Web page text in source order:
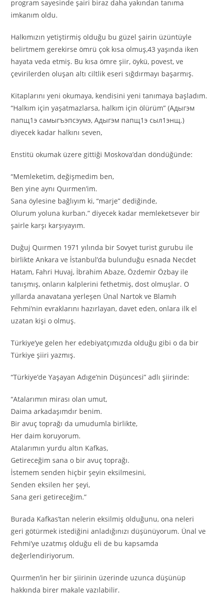
program sayesinde şairi biraz daha yakından tanıma
imkanım oldu.
Halkımızın yetiştirmiş olduğu bu güzel şairin üzüntüyle
belirtmem gerekirse ömrü çok kısa olmuş,43 yaşında iken
hayata veda etmiş. Bu kısa ömre şiir, öykü, povest, ve
çevirilerden oluşan altı ciltlik eseri sığdırmayı başarmış.
Kitaplarını yeni okumaya, kendisini yeni tanımaya başladım.
“Halkım için yaşatmazlarsa, halkım için ölürüm” (Aдыгэм
папщ1э самыгъэпсэумэ, Адыгэм папщ1э сыл1энщ.)
diyecek kadar halkını seven,
Enstitü okumak üzere gittiği Moskova’dan döndüğünde:
“Memleketim, değişmedim ben,
Ben yine aynı Quırmen’im.
Sana öylesine bağlıyım ki, “marje” dediğinde,
Olurum yoluna kurban.” diyecek kadar memleketsever bir
şairle karşı karşıyayım.
Duğuj Quırmen 1971 yılında bir Sovyet turist gurubu ile
birlikte Ankara ve İstanbul’da bulunduğu esnada Necdet
Hatam, Fahri Huvaj, İbrahim Abaze, Özdemir Özbay ile
tanışmış, onların kalplerini fethetmiş, dost olmuşlar. O
yıllarda anavatana yerleşen Ünal Nartok ve Blamıh
Fehmi’nin evraklarını hazırlayan, davet eden, onlara ilk el
uzatan kişi o olmuş.
Türkiye’ye gelen her edebiyatçımızda olduğu gibi o da bir
Türkiye şiiri yazmış.
“Türkiye’de Yaşayan Adıge’nin Düşüncesi” adlı şiirinde:
“Atalarımın mirası olan umut,
Daima arkadaşımdır benim.
Bir avuç toprağı da umudumla birlikte,
Her daim koruyorum.
Atalarımın yurdu altın Kafkas,
Getireceğim sana o bir avuç toprağı.
İstemem senden hiçbir şeyin eksilmesini,
Senden eksilen her şeyi,
Sana geri getireceğim.”
Burada Kafkas’tan nelerin eksilmiş olduğunu, ona neleri
geri götürmek istediğini anladığınızı düşünüyorum. Ünal ve
Fehmi’ye uzatmış olduğu eli de bu kapsamda
değerlendiriyorum.
Quırmen’in her bir şiirinin üzerinde uzunca düşünüp
hakkında birer makale yazılabilir.